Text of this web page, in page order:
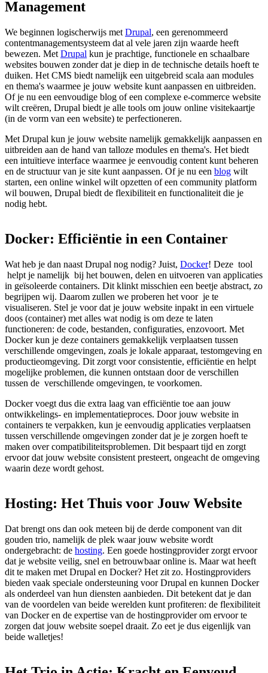
Management
We beginnen logischerwijs met Drupal, een gerenommeerd
contentmanagementsysteem dat al vele jaren zijn waarde heeft
bewezen. Met Drupal kun je prachtige, functionele en schaalbare
websites bouwen zonder dat je diep in de technische details hoeft te
duiken. Het CMS biedt namelijk een uitgebreid scala aan modules
en thema's waarmee je jouw website kunt aanpassen en uitbreiden.
Of je nu een eenvoudige blog of een complexe e-commerce website
wilt creëren, Drupal biedt je alle tools om jouw online visitekaartje
(in de vorm van een website) te perfectioneren.
Met Drupal kun je jouw website namelijk gemakkelijk aanpassen en
uitbreiden aan de hand van talloze modules en thema's. Het biedt
een intuïtieve interface waarmee je eenvoudig content kunt beheren
en de structuur van je site kunt aanpassen. Of je nu een blog wilt
starten, een online winkel wilt opzetten of een community platform
wil bouwen, Drupal biedt de flexibiliteit en functionaliteit die je
nodig hebt.
Docker: Efficiëntie in een Container
Wat heb je dan naast Drupal nog nodig? Juist, Docker! Deze tool
helpt je namelijk bij het bouwen, delen en uitvoeren van applicaties
in geïsoleerde containers. Dit klinkt misschien een beetje abstract, zo
begrijpen wij. Daarom zullen we proberen het voor je te
visualiseren. Stel je voor dat je jouw website inpakt in een virtuele
doos (container) met alles wat nodig is om deze te laten
functioneren: de code, bestanden, configuraties, enzovoort. Met
Docker kun je deze containers gemakkelijk verplaatsen tussen
verschillende omgevingen, zoals je lokale apparaat, testomgeving en
productieomgeving. Dit zorgt voor consistentie, efficiëntie en helpt
mogelijke problemen, die kunnen ontstaan door de verschillen
tussen de verschillende omgevingen, te voorkomen.
Docker voegt dus die extra laag van efficiëntie toe aan jouw
ontwikkelings- en implementatieproces. Door jouw website in
containers te verpakken, kun je eenvoudig applicaties verplaatsen
tussen verschillende omgevingen zonder dat je je zorgen hoeft te
maken over compatibiliteitsproblemen. Dit bespaart tijd en zorgt
ervoor dat jouw website consistent presteert, ongeacht de omgeving
waarin deze wordt gehost.
Hosting: Het Thuis voor Jouw Website
Dat brengt ons dan ook meteen bij de derde component van dit
gouden trio, namelijk de plek waar jouw website wordt
ondergebracht: de hosting. Een goede hostingprovider zorgt ervoor
dat je website veilig, snel en betrouwbaar online is. Maar wat heeft
dit te maken met Drupal en Docker? Het zit zo. Hostingproviders
bieden vaak speciale ondersteuning voor Drupal en kunnen Docker
als onderdeel van hun diensten aanbieden. Dit betekent dat je dan
van de voordelen van beide werelden kunt profiteren: de flexibiliteit
van Docker en de expertise van de hostingprovider om ervoor te
zorgen dat jouw website soepel draait. Zo eet je dus eigenlijk van
beide walletjes!